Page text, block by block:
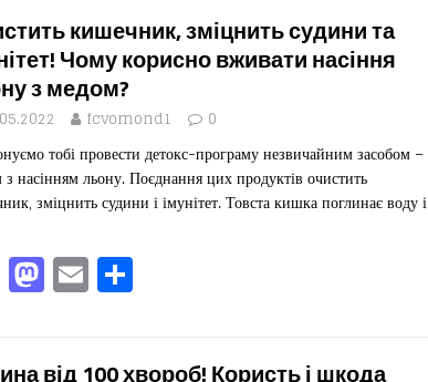
e
b
o
o
k
o
d
o
n
l ит
ис
я
кишечник, зміцнить судини та
Чому корисно вживати насіння
з медом?
fcvomond1 0
тобі провести детокс-програму незвичайним засобом –
насінням льону. Поєднання цих продуктів очистить
зміцнить судини і імунітет. Товста кишка поглинає воду і
F
a
M
a
E
m
від 100 хвороб! Користь і шкода